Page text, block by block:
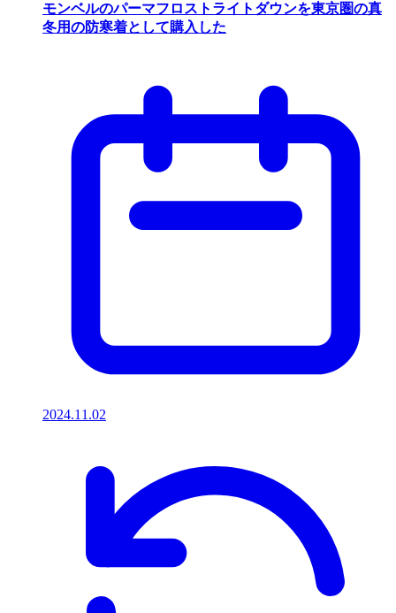
モンベルのパーマフロストライトダウンを東京圏の真
冬用の防寒着として購入した
2024.11.02